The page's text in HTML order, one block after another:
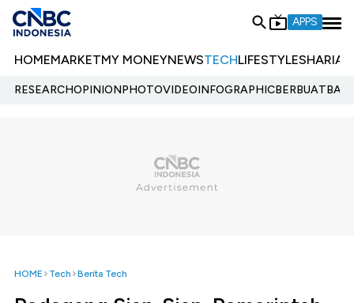
APPS
HOMEMARKETMY MONEYNEWSTECHLIFESTYLESHARIA
RESEARCHOPINIONPHOTOVIDEOINFOGRAPHIC
HOME Tech Berita Tech